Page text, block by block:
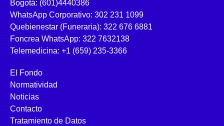
Bogotá: (601)4440386
WhatsApp Corporativo: 302 231 1099
Quebienestar (Funeraria): 322 676 6881
Foncrea WhatsApp: 322 7632138
Telemedicina: +1 (659) 235-3366
El Fondo
Normatividad
Noticias
Contacto
Tratamiento de Datos